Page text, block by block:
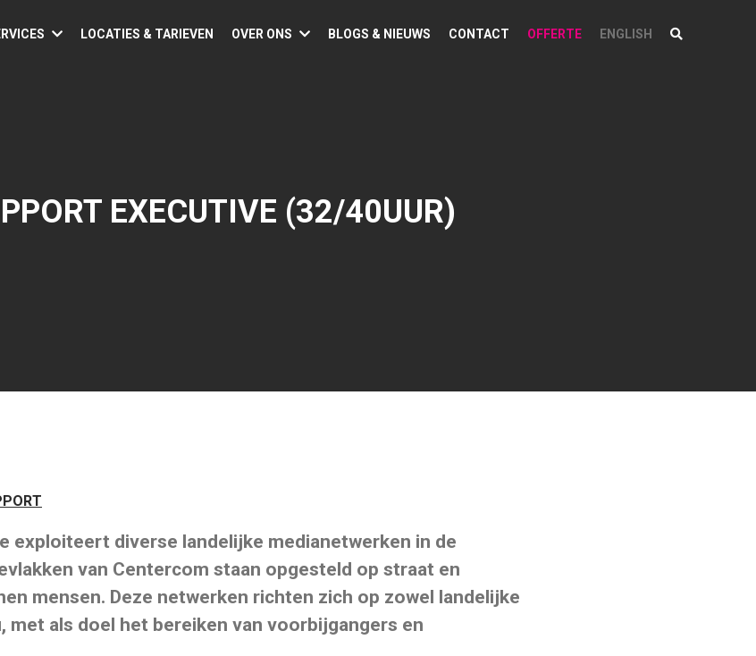
LOCATIES & TARIEVEN OVER ONS BLOGS & NIEUWS CONTACT OFFERTE ENGLISH
EXECUTIVE (32/40UUR)
exploiteert diverse landelijke medianetwerken in de
van Centercom staan opgesteld op straat en
mensen. Deze netwerken richten zich op zowel landelijke
met als doel het bereiken van voorbijgangers en